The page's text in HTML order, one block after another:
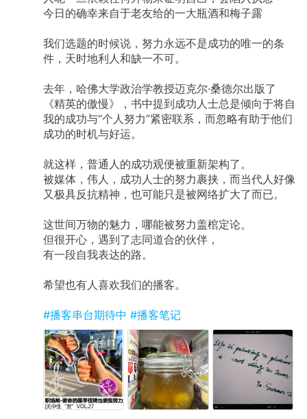
今日的确幸来自于老友给的一大瓶酒和梅子露
我们选题的时候说，努力永远不是成功的唯一的条
件，天时地利人和缺一不可。
去年，哈佛大学政治学教授迈克尔·桑德尔出版了
《精英的傲慢》，书中提到成功人士总是倾向于将自
我的成功与“个人努力”紧密联系，而忽略有助于他们
成功的时机与好运。
就这样，普通人的成功观便被重新架构了。
被媒体，伟人，成功人士的努力裹挟，而当代人好像
又极具反抗精神，也可能只是被网络扩大了而已。
这世间万物的魅力，哪能被努力盖棺定论。
但很开心，遇到了志同道合的伙伴，
有一段自我表达的路。
希望也有人喜欢我们的播客。
#播客串台期待中 #播客笔记